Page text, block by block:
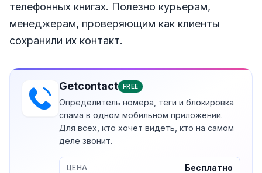
телефонных книгах. Полезно курьерам,
менеджерам, проверяющим как клиенты
сохранили их контакт.
Getcontact FREE
Определитель номера, теги и блокировка
спама в одном мобильном приложении.
Для всех, кто хочет видеть, кто на самом
деле звонит.
ЦЕНА Бесплатно